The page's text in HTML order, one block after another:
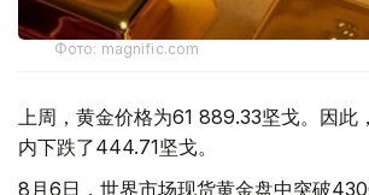
Фото: magnific.com
上周，黄金价格为61 889.33坚戈。因此
内下跌了444.71坚戈。
8月6日，世界市场现货黄金盘中突破